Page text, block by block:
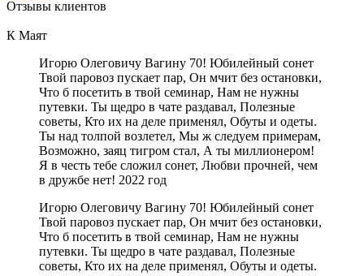
Отзывы клиентов
К Маят
Игорю Олеговичу Вагину 70! Юбилейный сонет
Твой паровоз пускает пар, Он мчит без остановки,
Что б посетить в твой семинар, Нам не нужны
путевки. Ты щедро в чате раздавал, Полезные
советы, Кто их на деле применял, Обуты и одеты.
Ты над толпой возлетел, Мы ж следуем примерам,
Возможно, заяц тигром стал, А ты миллионером!
Я в честь тебе сложил сонет, Любви прочней, чем
в дружбе нет! 2022 год
Игорю Олеговичу Вагину 70! Юбилейный сонет
Твой паровоз пускает пар, Он мчит без остановки,
Что б посетить в твой семинар, Нам не нужны
путевки. Ты щедро в чате раздавал, Полезные
советы, Кто их на деле применял, Обуты и одеты.